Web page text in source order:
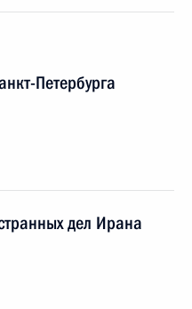
Петербурга
дел Ирана